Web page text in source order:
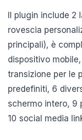
Il plugin include
rovescia
principali), è
dispositivo
transizione per le
predefiniti, 6
schermo intero, 9
10 social media